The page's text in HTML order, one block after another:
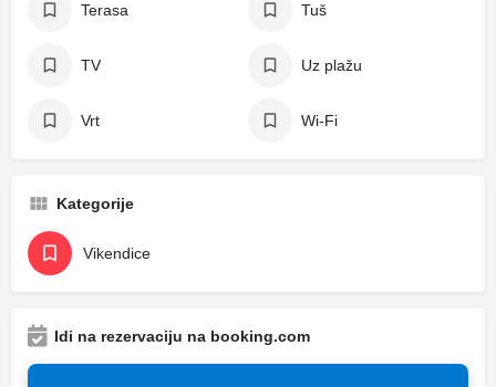
Terasa Tuš
TV Uz plažu
Vrt Wi-Fi
Kategorije
Vikendice
Idi na rezervaciju na booking.com